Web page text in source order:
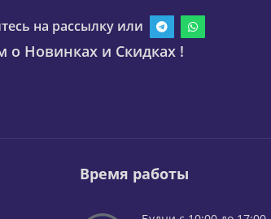
на рассылку или
о Новинках и Скидках !
Время работы